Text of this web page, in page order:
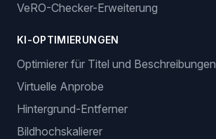
VeRO-Checker-Erweiterung
KI-OPTIMIERUNGEN
Optimierer für Titel und Beschreibungen
Virtuelle Anprobe
Hintergrund-Entferner
Bildhochskalierer